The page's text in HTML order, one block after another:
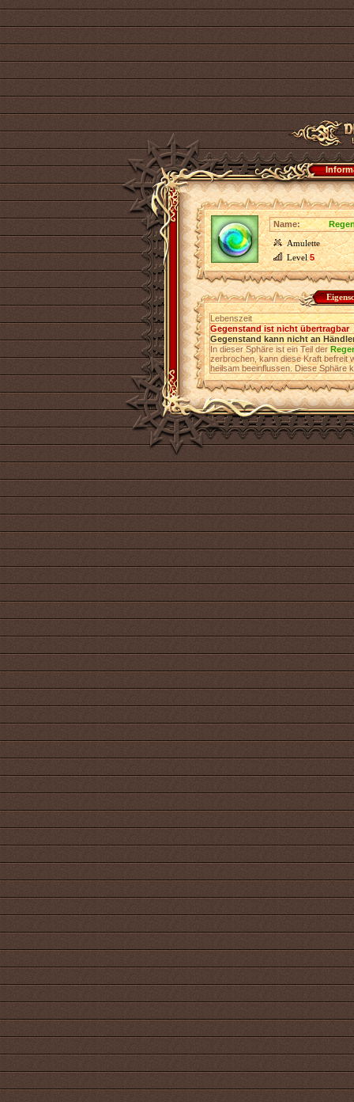
Name:
Amulette
Level5
Lebenszeit
Gegenstand ist nicht übertragbar
Gegenstand kann nicht an
In dieser Sphäre ist ein Teil der
zerbrochen, kann diese Kraft befreit
heilsam beeinflussen. Diese Sphäre